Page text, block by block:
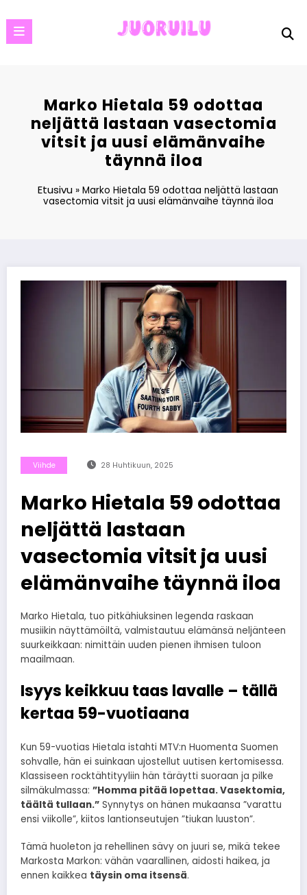
to
content
Marko Hietala 59 odottaa
neljättä lastaan vasectomia
vitsit ja uusi elämänvaihe
täynnä iloa
Etusivu »Marko Hietala 59 odottaa neljättä lastaan
vasectomia vitsit ja uusi elämänvaihe täynnä iloa
Viihde 28 Huhtikuun, 2025
Marko Hietala 59 odottaa
neljättä lastaan
vasectomia vitsit ja uusi
elämänvaihe täynnä iloa
Marko Hietala, tuo pitkähiuksinen legenda raskaan
musiikin näyttämöiltä, valmistautuu elämänsä neljänteen
suurkeikkaan: nimittäin uuden pienen ihmisen tuloon
maailmaan.
Isyys keikkuu taas lavalle – tällä
kertaa 59-vuotiaana
Kun 59-vuotias Hietala istahti MTV:n Huomenta Suomen
sohvalle, hän ei suinkaan ujostellut uutisen kertomisessa.
Klassiseen rocktähtityyliin hän täräytti suoraan ja pilke
silmäkulmassa: ”Homma pitää lopettaa. Vasektomia,
täältä tullaan.” Synnytys on hänen mukaansa ”varattu
ensi viikolle”, kiitos lantionseutujen ”tiukan luuston”.
Tämä huoleton ja rehellinen sävy on juuri se, mikä tekee
Markosta Markon: vähän vaarallinen, aidosti haikea, ja
ennen kaikkea täysin oma itsensä.